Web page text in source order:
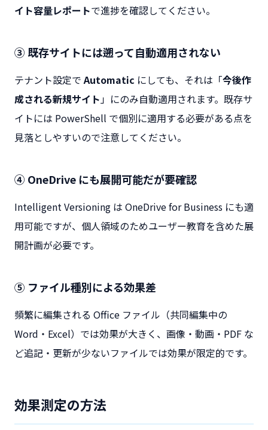
イト容量レポートで進捗を確認してください。
③ 既存サイトには遡って自動適用されない
テナント設定でAutomatic にしても、それは「今後作
成される新規サイト」にのみ自動適用されます。既存サ
イトには PowerShell で個別に適用する必要がある点を
見落としやすいので注意してください。
④ OneDrive にも展開可能だが要確認
Intelligent Versioning は OneDrive for Business にも適
用可能ですが、個人領域のためユーザー教育を含めた展
開計画が必要です。
⑤ ファイル種別による効果差
頻繁に編集される Office ファイル（共同編集中の
Word・Excel）では効果が大きく、画像・動画・PDF な
ど追記・更新が少ないファイルでは効果が限定的です。
効果測定の方法